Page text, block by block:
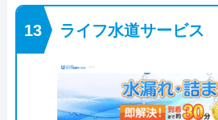
ライフ水道サービス